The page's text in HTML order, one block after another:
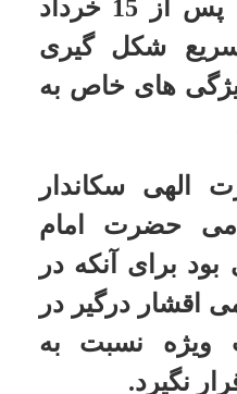
به تمامی اقشار درگیر در
عنایت ویژه نسبت به
غفلت قرار نگیرد.
در پیام ها، اعلامیه ها و
امام عزیز در طول
از این نکته مهم است
ایشان از سر آگاهی جان و
جامعه را مورد خطاب
آنان را مرحله به مرحله به
های شرف و انسانیت
و از این رهگذر پیروزی
را در میان امواج
تضمین نمود.